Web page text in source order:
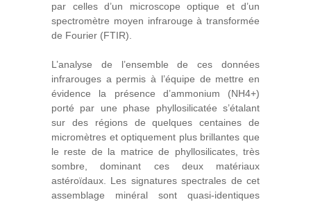
par celles d’un microscope optique et d’un
spectromètre moyen infrarouge à transformée
de Fourier (FTIR).
L’analyse de l’ensemble de ces données
infrarouges a permis à l’équipe de mettre en
évidence la présence d’ammonium (NH4+)
porté par une phase phyllosilicatée s’étalant
sur des régions de quelques centaines de
micromètres et optiquement plus brillantes que
le reste de la matrice de phyllosilicates, très
sombre, dominant ces deux matériaux
astéroïdaux. Les signatures spectrales de cet
assemblage minéral sont quasi-identiques